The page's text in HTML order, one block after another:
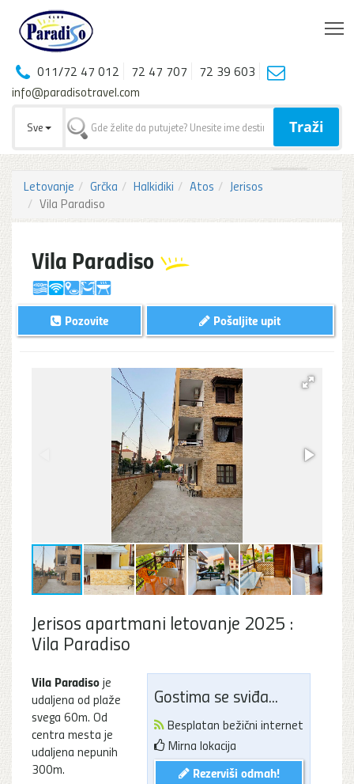
011/72 47 012 72 47 707
72 39 603
info@paradisotravel.com
Sve Traži
Letovanje Grčka Halkidiki Atos
Jerisos
Vila Paradiso
Vila Paradiso
Pošaljite upit
Pozovite
Jerisos apartmani letovanje 2025 :
Vila Paradiso
Gostima se sviđa...
Besplatan bežični internet
Mirna lokacija
Rezerviši odmah!
Vila Paradisoje
udaljena od plaže
svega 60m. Od
centra mesta je
udaljena nepunih
300m.